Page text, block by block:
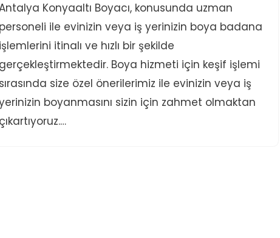
Konyaaltı Boyacı, konusunda uzman
personeli ile evinizin veya iş yerinizin boya badana
işlemlerini itinalı ve hızlı bir şekilde
gerçekleştirmektedir. Boya hizmeti için keşif işlemi
sırasında size özel önerilerimiz ile evinizin veya iş
boyanmasını sizin için zahmet olmaktan
çıkartıyoruz.…